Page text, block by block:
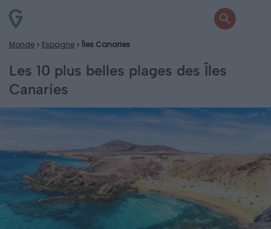
Monde Espagne Îles Canaries
Les 10 plus belles plages des Îles
Canaries